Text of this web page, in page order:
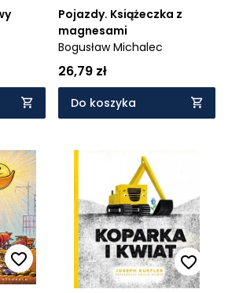
Pojazdy. Książeczka z
magnesami
Bogusław Michalec
26,79 zł
Do koszyka